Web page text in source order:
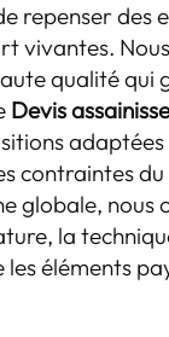
repenser des
vivantes.
qualité qui
Devis
contraintes du
globale, nous
la
éléments